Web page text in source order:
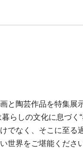
と陶芸作品を特集展
らしの文化に息づく“
でなく、そこに至
世界をご堪能くだ